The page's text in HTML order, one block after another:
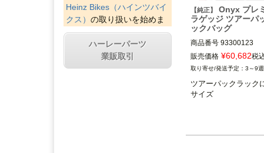
Heinz Bikes（ハインツバイ
クス） の取り扱いを始めま
した。
2025.4
Figurati Designs（フィグラ
ハーレーパーツ
業販取引
【純正】
Onyx プレ
ラゲッジ ツアーパ
ックバッグ
商品番号 93300123
販売価格 ¥60,682税
3～9週
ツアーパックラック
サイズ